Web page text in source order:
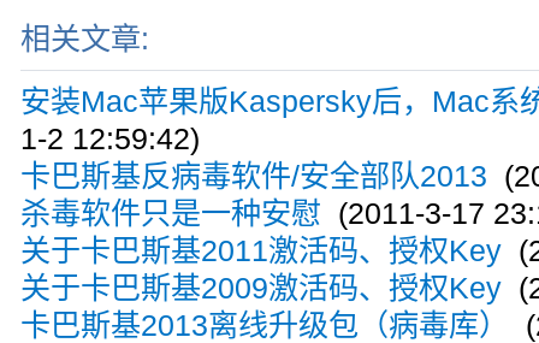
相关文章:
安装Mac苹果版Kaspersky后，Mac系
1-2 12:59:42)
卡巴斯基反病毒软件/安全部队2013
杀毒软件只是一种安慰 (2011-3-17
关于卡巴斯基2011激活码、授权Key
关于卡巴斯基2009激活码、授权Key
卡巴斯基2013离线升级包（病毒库）